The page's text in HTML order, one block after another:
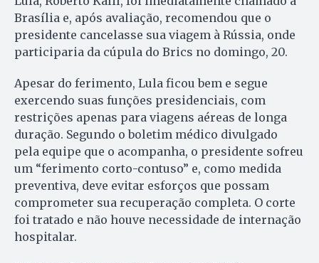
Brasília e, após avaliação, recomendou que o
presidente cancelasse sua viagem à Rússia, onde
participaria da cúpula do Brics no domingo, 20.
Apesar do ferimento, Lula ficou bem e segue
exercendo suas funções presidenciais, com
restrições apenas para viagens aéreas de longa
duração. Segundo o boletim médico divulgado
pela equipe que o acompanha, o presidente sofreu
um “ferimento corto-contuso” e, como medida
preventiva, deve evitar esforços que possam
comprometer sua recuperação completa. O corte
foi tratado e não houve necessidade de internação
hospitalar.